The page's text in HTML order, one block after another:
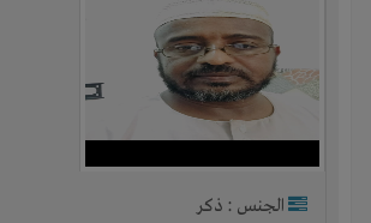
الجنس : ذكر